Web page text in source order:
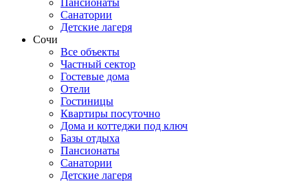
Пансионаты
Санатории
Детские лагеря
Сочи
Все объекты
Частный сектор
Гостевые дома
Отели
Гостиницы
Квартиры посуточно
Дома и коттеджи под ключ
Базы отдыха
Пансионаты
Санатории
Детские лагеря